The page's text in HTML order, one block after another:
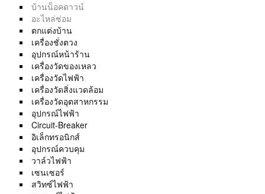
บ้านน็อคดาวน์
อะไหล่ซ่อม
ตกแต่งบ้าน
เครื่องชั่งตวง
อุปกรณ์หน้าร้าน
เครื่องวัดของเหลว
เครื่องวัดไฟฟ้า
เครื่องวัดสิ่งแวดล้อม
เครื่องวัดอุตสาหกรรม
อุปกรณ์ไฟฟ้า
Circuit-Breaker
อิเล็กทรอนิกส์
อุปกรณ์ควบคุม
วาล์วไฟฟ้า
เซนเซอร์
สวิทซ์ไฟฟ้า